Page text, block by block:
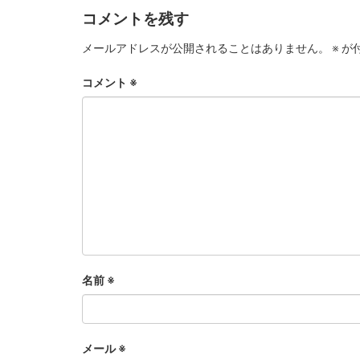
コメントを残す
メールアドレスが公開されることはありません。 ※ が
コメント ※
名前 ※
メール※